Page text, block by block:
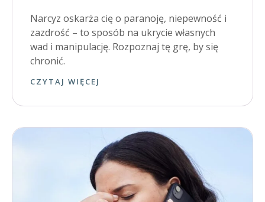
Narcyz oskarża cię o paranoję, niepewność i
zazdrość – to sposób na ukrycie własnych
wad i manipulację. Rozpoznaj tę grę, by się
chronić.
CZYTAJ WIĘCEJ